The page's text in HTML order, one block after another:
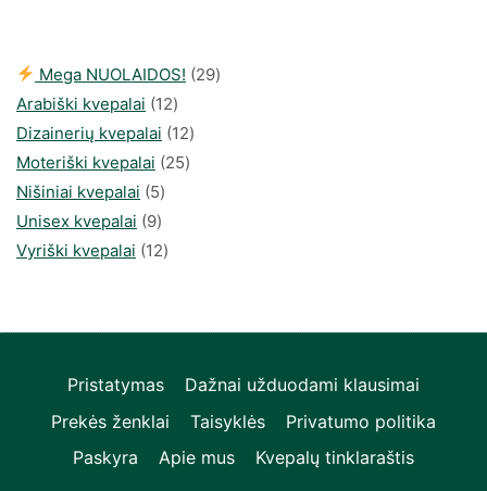
Mega NUOLAIDOS! 2929
Arabiški kvepalai 1212
produktų
Dizainerių kvepalai 1212
produktų
Moteriški kvepalai 2525
Nišiniai kvepalai 55
produktai
Unisex kvepalai 99
produktai
Vyriški kvepalai 1212
Pristatymas
Dažnai užduodami klausimai
Prekės ženklai
Taisyklės
Privatumo politika
Paskyra
Apie mus Kvepalų tinklaraštis